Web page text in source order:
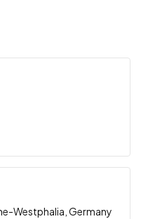
Westphalia, Germany